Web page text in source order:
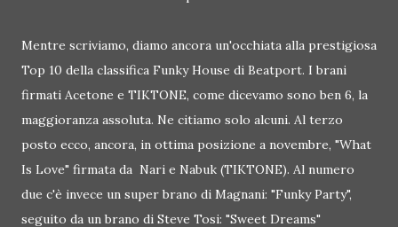
Mentre scriviamo, diamo ancora un'occhiata alla prestigiosa
Top 10 della classifica Funky House di Beatport. I brani
firmati Acetone e TIKTONE, come dicevamo sono ben 6, la
maggioranza assoluta. Ne citiamo solo alcuni. Al terzo
posto ecco, ancora, in ottima posizione a novembre, "What
Is Love" firmata da Nari e Nabuk (TIKTONE). Al numero
due c'è invece un super brano di Magnani: "Funky Party",
seguito da un brano di Steve Tosi: "Sweet Dreams"